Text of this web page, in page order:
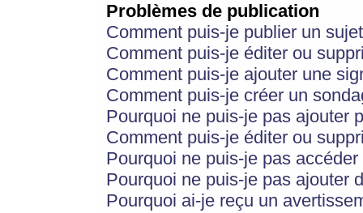
Problèmes de publication
Comment puis-je publier un
Comment puis-je éditer ou
Comment puis-je ajouter une
Comment puis-je créer un
Pourquoi ne puis-je pas ajouter
Comment puis-je éditer ou
Pourquoi ne puis-je pas
Pourquoi ne puis-je pas ajouter
Pourquoi ai-je reçu un